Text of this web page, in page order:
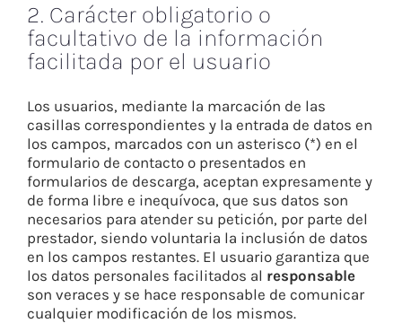
2. Carácter obligatorio o
facultativo de la información
facilitada por el usuario
Los usuarios, mediante la marcación de las
casillas correspondientes y la entrada de datos en
los campos, marcados con un asterisco (*) en el
formulario de contacto o presentados en
formularios de descarga, aceptan expresamente y
de forma libre e inequívoca, que sus datos son
necesarios para atender su petición, por parte del
prestador, siendo voluntaria la inclusión de datos
en los campos restantes. El usuario garantiza que
los datos personales facilitados al responsable
son veraces y se hace responsable de comunicar
cualquier modificación de los mismos.